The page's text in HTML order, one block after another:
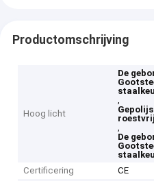
Productomschrijving
Hoog licht
De
,
,
De
Certificering
CE